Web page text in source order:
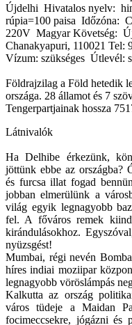
Újdelhi Hivatalos nyelv:
rúpia=100 paisa Időzóna:
220V Magyar Követség:
Chanakyapuri, 110021 Tel:
Vízum: szükséges Útlevél:
Földrajzilag a Föld hetedik
országa. 28 államot és 7
Tengerpartjainak hossza
Látnivalók
Ha Delhibe érkezünk,
jöttünk ebbe az országba?
és furcsa illat fogad
jobban elmerülünk a
világ egyik legnagyobb
fel. A főváros remek
kirándulásokhoz.
nyüzsgést!
Mumbai, régi nevén
híres indiai moziipar
legnagyobb vöröslámpás
Kalkutta az ország
város tüdeje a Maidan
focimeccsekre, jógázni és